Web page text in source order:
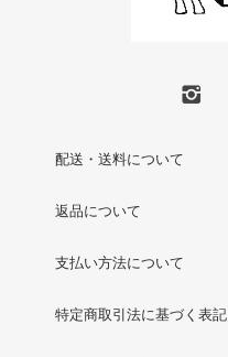
配送・送料について
返品について
支払い方法について
特定商取引法に基づく表記